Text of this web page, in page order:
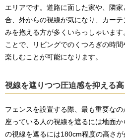
エリアです。道路に面した家や、隣
合、外からの視線が気になり、カー
みを抱える方が多くいらっしゃいま
ことで、リビングでのくつろぎの時
楽しむことが可能になります。
視線を遮りつつ圧迫感を抑える
フェンスを設置する際、最も重要なの
座っている人の視線を遮るには地面
の視線を遮るには180cm程度の高さ